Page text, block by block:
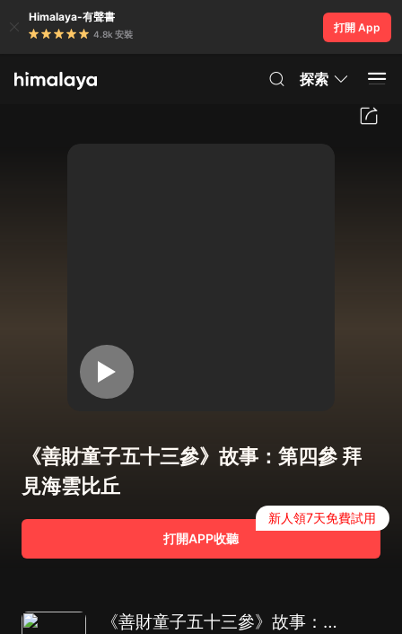
Himalaya-有聲書
4.8k 安裝
打開 App
探索
《善財童子五十三參》故事：第四參 拜
見海雲比丘
打開APP收聽
新人領7天免費試用
《善財童子五十三參》故事：富家子弟參訪高人修行之路